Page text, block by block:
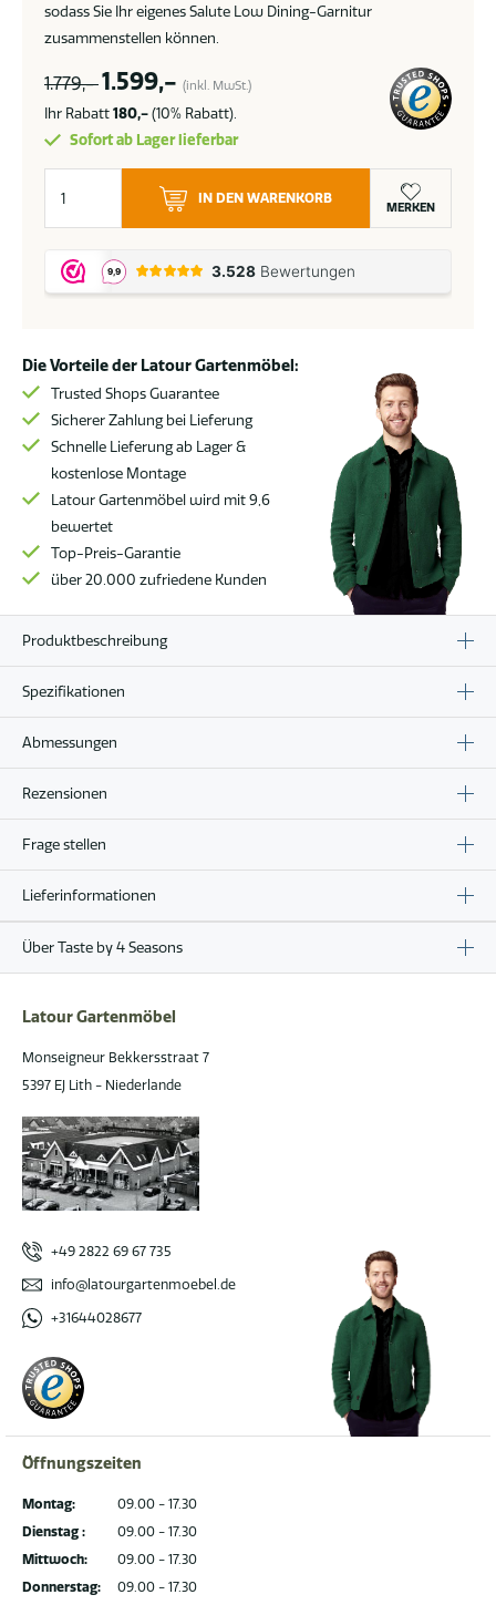
sodass Sie Ihr eigenes Salute Low Dining-Garnitur
zusammenstellen können.
1.779,- 1.599,- (inkl. MwSt.)
Ihr Rabatt180,-(10% Rabatt).
Sofort ab Lager lieferbar
4
Seasons
Salute
Gartentisch
Terre
mit
ovaler
Keramikplatte
220
105
cm
IN DEN WARENKORB
MERKEN
Die Vorteile der Latour Gartenmöbel:
Trusted Shops Guarantee
Sicherer Zahlung bei Lieferung
Schnelle Lieferung ab Lager &
kostenlose Montage
Latour Gartenmöbel wird mit 9,6
bewertet
Top-Preis-Garantie
über 20.000 zufriedene Kunden
Produktbeschreibung
Spezifikationen
Abmessungen
Rezensionen
Frage stellen
Lieferinformationen
Über Taste by 4 Seasons
Latour Gartenmöbel
Monseigneur Bekkersstraat 7
5397 EJ Lith - Niederlande
+49 2822 69 67 735
info@latourgartenmoebel.de
+31644028677
Öffnungszeiten
Montag:
Dienstag :
Mittwoch:
Donnerstag:
09.00 - 17.30
09.00 - 17.30
09.00 - 17.30
09.00 - 17.30